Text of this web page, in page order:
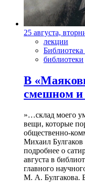
25 августа,
лекции
библиотеки
В
смешном и
»…склад моего
вещи, которые
общественно-
Михаил
подробнее о
августа в
главного
М. А. Булгакова.